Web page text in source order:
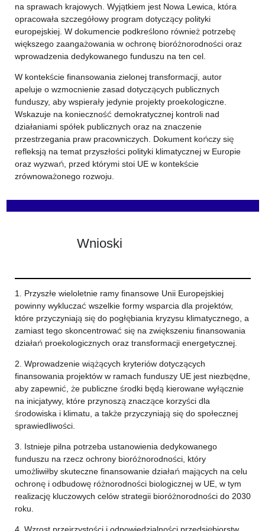
na sprawach krajowych. Wyjątkiem jest Nowa Lewica, która
opracowała szczegółowy program dotyczący polityki
europejskiej. W dokumencie podkreślono również potrzebę
większego zaangażowania w ochronę bioróżnorodności oraz
wprowadzenia dedykowanego funduszu na ten cel.
W kontekście finansowania zielonej transformacji, autor
apeluje o wzmocnienie zasad dotyczących publicznych
funduszy, aby wspierały jedynie projekty proekologiczne.
Wskazuje na konieczność demokratycznej kontroli nad
działaniami spółek publicznych oraz na znaczenie
przestrzegania praw pracowniczych. Dokument kończy się
refleksją na temat przyszłości polityki klimatycznej w Europie
oraz wyzwań, przed którymi stoi UE w kontekście
zrównoważonego rozwoju.
Wnioski
1. Przyszłe wieloletnie ramy finansowe Unii Europejskiej
powinny wykluczać wszelkie formy wsparcia dla projektów,
które przyczyniają się do pogłębiania kryzysu klimatycznego, a
zamiast tego skoncentrować się na zwiększeniu finansowania
działań proekologicznych oraz transformacji energetycznej.
2. Wprowadzenie wiążących kryteriów dotyczących
finansowania projektów w ramach funduszy UE jest niezbędne,
aby zapewnić, że publiczne środki będą kierowane wyłącznie
na inicjatywy, które przynoszą znaczące korzyści dla
środowiska i klimatu, a także przyczyniają się do społecznej
sprawiedliwości.
3. Istnieje pilna potrzeba ustanowienia dedykowanego
funduszu na rzecz ochrony bioróżnorodności, który
umożliwiłby skuteczne finansowanie działań mających na celu
ochronę i odbudowę różnorodności biologicznej w UE, w tym
realizację kluczowych celów strategii bioróżnorodności do 2030
roku.